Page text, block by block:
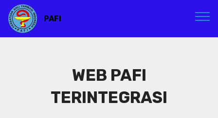
PAFI
WEB PAFI
TERINTEGRASI